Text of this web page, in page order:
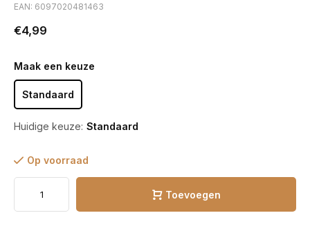
EAN: 6097020481463
€4,99
Maak een keuze
Standaard
Huidige keuze: Standaard
Op voorraad
Toevoegen